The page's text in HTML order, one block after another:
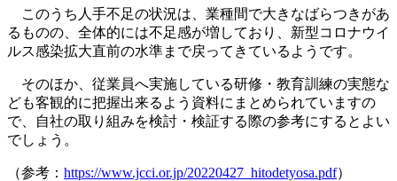
このうち人手不足の状況は、業種間で大きなばらつきがあ
るものの、全体的には不足感が増しており、新型コロナウイ
ルス感染拡大直前の水準まで戻ってきているようです。
そのほか、従業員へ実施している研修・教育訓練の実態な
ども客観的に把握出来るよう資料にまとめられていますの
で、自社の取り組みを検討・検証する際の参考にするとよい
でしょう。
（参考： https://www.jcci.or.jp/20220427_hitodetyosa.pdf）